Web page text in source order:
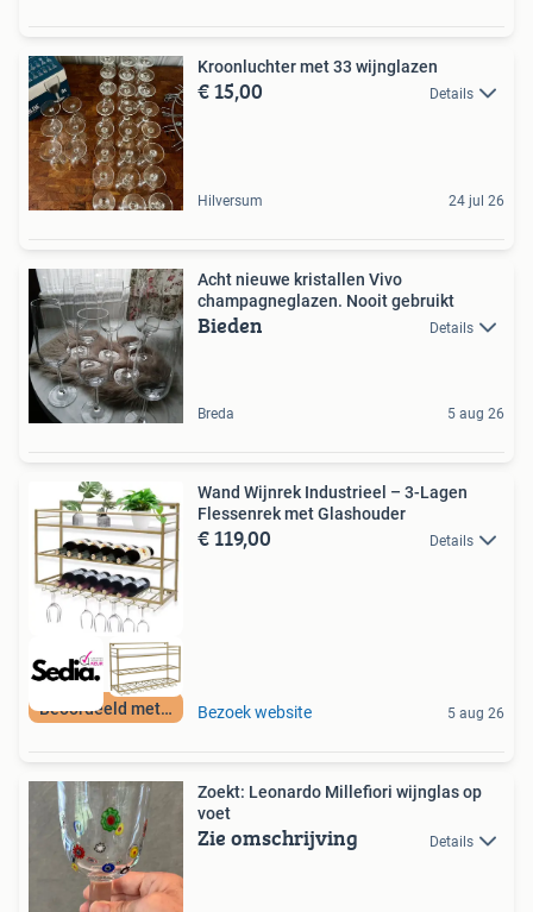
Kroonluchter met 33 wijnglazen
€ 15,00 Details
Hilversum 24 jul 26
Acht nieuwe kristallen Vivo
champagneglazen. Nooit gebruikt
Bieden Details
Breda 5 aug 26
Beoordeeld met 9+
Wand Wijnrek Industrieel – 3-Lagen
Flessenrek met Glashouder
€ 119,00 Details
Bezoek website 5 aug 26
Zoekt: Leonardo Millefiori wijnglas op
voet
Zie omschrijving Details